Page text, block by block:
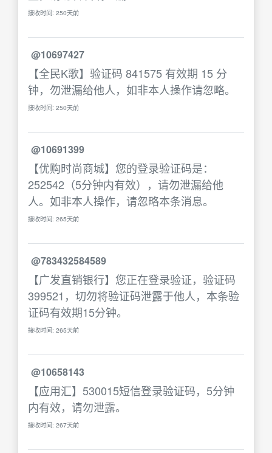
接收时间: 250天前
@10697427
【全民K歌】验证码 841575 有效期 15 分
钟，勿泄漏给他人，如非本人操作请忽略。
接收时间: 250天前
@10691399
【优购时尚商城】您的登录验证码是：
252542（5分钟内有效），请勿泄漏给他
人。如非本人操作，请忽略本条消息。
接收时间: 265天前
@783432584589
【广发直销银行】您正在登录验证，验证码
399521，切勿将验证码泄露于他人，本条验
证码有效期15分钟。
接收时间: 265天前
@10658143
【应用汇】530015短信登录验证码，5分钟
内有效，请勿泄露。
接收时间: 267天前